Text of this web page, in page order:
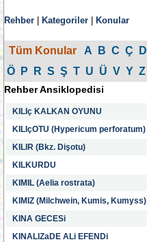
Rehber Kategoriler Konular
Tüm Konular A B C Ç D
Ö
P R S Ş T U Ü V Y Z
Rehber Ansiklopedisi
KILIç KALKAN OYUNU
KILIçOTU (Hypericum perforatum)
KILIR (Bkz. Dişotu)
KILKURDU
KIMIL (Aelia rostrata)
KIMIZ (Milchwein, Kumis, Kumyss)
KINA GECESi
KINALIZaDE ALi EFENDi